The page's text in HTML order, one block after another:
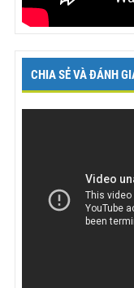
CHIA SẺ VÀ ĐÁNH